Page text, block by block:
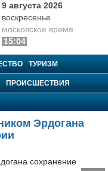
9 августа 2026
воскресенье
московское время
15:04
ТУРИЗМ
ПРОИСШЕСТВИЯ
Эрдогана